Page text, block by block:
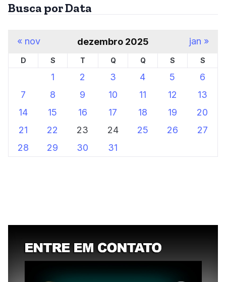
Busca por Data
dezembro 2025
D S T Q Q S S
1 2 3 4 5
6
7
8 9 10 11 12
13
14
15 16 17 18 19
20
21
22 23 24 25 26
27
28
29 30 31
« nov jan »